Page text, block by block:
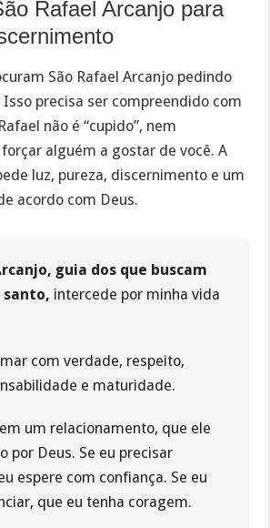
Rafael Arcanjo para
São Rafael Arcanjo pedindo
precisa ser compreendido com
não é “cupido”, nem
alguém a gostar de você. A
luz, pureza, discernimento e um
acordo com Deus.
guia dos que buscam
santo, intercede por minha vida
com verdade, respeito,
e maturidade.
um relacionamento, que ele
por Deus. Se eu precisar
espere com confiança. Se eu
que eu tenha coragem.